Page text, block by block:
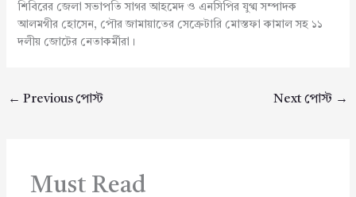
শিবিরের জেলা সভাপতি সাগর আহমেদ ও এনসিপির যুগ্ম সম্পাদক
আলমগীর হোসেন, পৌর জামায়াতের সেক্রেটারি মোস্তফা কামাল সহ ১১
দলীয় জোটের নেতাকর্মীরা।
← Previous পোস্ট Next পোস্ট →
Must Read